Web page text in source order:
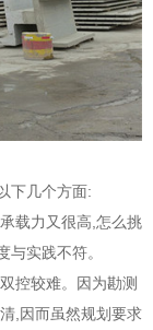
下几个方面:
载力又很高,怎么挑
实践不符。
控较难。因为勘测
,因而虽然规划要求